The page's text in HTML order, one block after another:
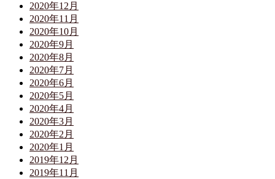
2020年12月
2020年11月
2020年10月
2020年9月
2020年8月
2020年7月
2020年6月
2020年5月
2020年4月
2020年3月
2020年2月
2020年1月
2019年12月
2019年11月